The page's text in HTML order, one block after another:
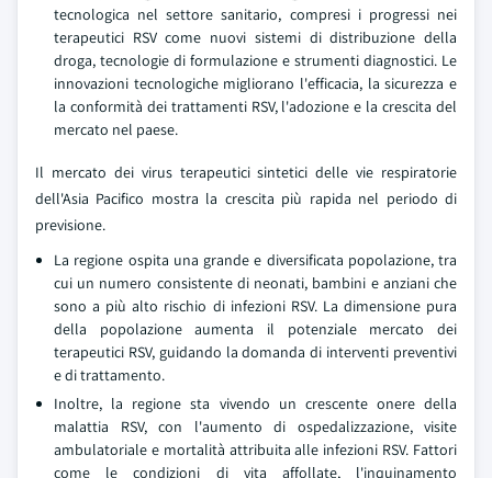
tecnologica nel settore sanitario, compresi i progressi nei
terapeutici RSV come nuovi sistemi di distribuzione della
droga, tecnologie di formulazione e strumenti diagnostici. Le
innovazioni tecnologiche migliorano l'efficacia, la sicurezza e
la conformità dei trattamenti RSV, l'adozione e la crescita del
mercato nel paese.
Il mercato dei virus terapeutici sintetici delle vie respiratorie
dell'Asia Pacifico mostra la crescita più rapida nel periodo di
previsione.
La regione ospita una grande e diversificata popolazione, tra
cui un numero consistente di neonati, bambini e anziani che
sono a più alto rischio di infezioni RSV. La dimensione pura
della popolazione aumenta il potenziale mercato dei
terapeutici RSV, guidando la domanda di interventi preventivi
e di trattamento.
Inoltre, la regione sta vivendo un crescente onere della
malattia RSV, con l'aumento di ospedalizzazione, visite
ambulatoriale e mortalità attribuita alle infezioni RSV. Fattori
come le condizioni di vita affollate, l'inquinamento